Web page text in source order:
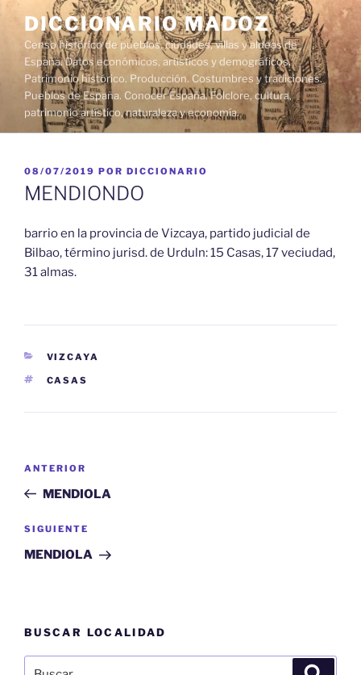
contenido
DICCIONARIO MADOZ
Censo histórico de pueblos, ciudades, villas y aldeas de
España. Datos económicos, artísticos y demográficos.
Patrimonio histórico. Producción. Costumbres y tradiciones.
Pueblos de España. Conocer España. Folclore, cultura,
patrimonio artístico, naturaleza y economía.
PUBLICADO
EL
08/07/2019 POR DICCIONARIO
MENDIONDO
barrio en la provincia de Vizcaya, partido judicial de
Bilbao, término jurisd. de Urduln: 15 Casas, 17 veciudad,
31 almas.
CATEGORÍAS
VIZCAYA
ETIQUETAS
CASAS
entradas
Entrada
anterior:
ANTERIOR
MENDIOLA
Siguiente
entrada
SIGUIENTE
MENDIOLA
BUSCAR LOCALIDAD